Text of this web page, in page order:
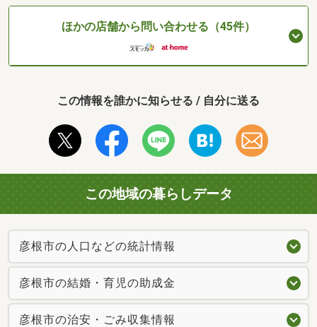
ほかの店舗から問い合わせる（45件）
この情報を誰かに知らせる / 自分に送る
この地域の暮らしデータ
彦根市の人口などの統計情報
彦根市の結婚・育児の助成金
彦根市の治安・ごみ収集情報